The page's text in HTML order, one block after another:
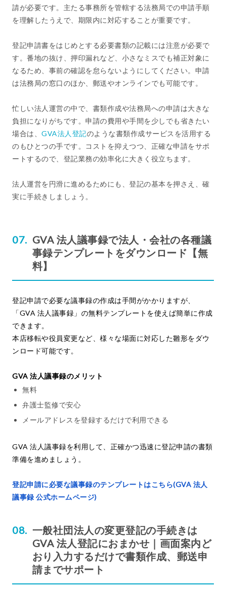
請が必要です。主たる事務所を管轄する法務局での申請手順
を理解したうえで、期限内に対応することが重要です。
登記申請書をはじめとする必要書類の記載には注意が必要で
す。番地の抜け、押印漏れなど、小さなミスでも補正対象に
なるため、事前の確認を怠らないようにしてください。申請
は法務局の窓口のほか、郵送やオンラインでも可能です。
忙しい法人運営の中で、書類作成や法務局への申請は大きな
負担になりがちです。申請の費用や手間を少しでも省きたい
場合は、 GVA法人登記のような書類作成サービスを活用する
のもひとつの手です。コストを抑えつつ、正確な申請をサポ
ートするので、登記業務の効率化に大きく役立ちます。
法人運営を円滑に進めるためにも、登記の基本を押さえ、確
実に手続きしましょう。
GVA 法人議事録で法人・会社の各種議
事録テンプレートをダウンロード【無
料】
登記申請で必要な議事録の作成は手間がかかりますが、
「GVA 法人議事録」の無料テンプレートを使えば簡単に作成
できます。
本店移転や役員変更など、様々な場面に対応した雛形をダウ
ンロード可能です。
GVA 法人議事録のメリット
無料
弁護士監修で安心
メールアドレスを登録するだけで利用できる
GVA 法人議事録を利用して、正確かつ迅速に登記申請の書類
準備を進めましょう。
登記申請に必要な議事録のテンプレートはこちら(GVA 法人
議事録 公式ホームページ)
一般社団法人の変更登記の手続きは
GVA 法人登記におまかせ｜画面案内ど
おり入力するだけで書類作成、郵送申
請までサポート